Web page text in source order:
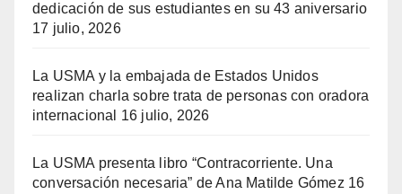
dedicación de sus estudiantes en su 43 aniversario
17 julio, 2026
La USMA y la embajada de Estados Unidos
realizan charla sobre trata de personas con oradora
internacional
16 julio, 2026
La USMA presenta libro “Contracorriente. Una
conversación necesaria” de Ana Matilde Gómez 16